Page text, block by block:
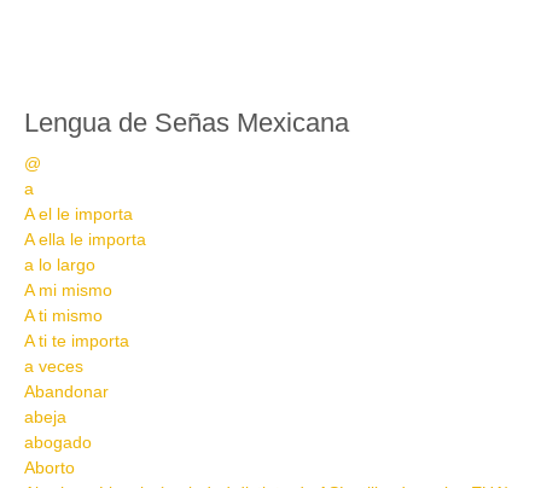
Lengua de Señas Mexicana
@
a
A el le importa
A ella le importa
a lo largo
A mi mismo
A ti mismo
A ti te importa
a veces
Abandonar
abeja
abogado
Aborto